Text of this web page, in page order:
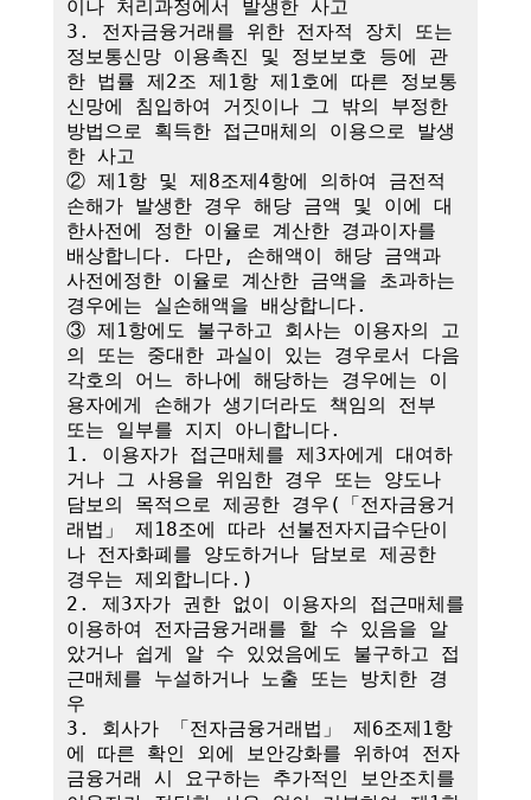
이나 처리과정에서 발생한 사고
3. 전자금융거래를 위한 전자적 장치 또는
정보통신망 이용촉진 및 정보보호 등에 관
한 법률 제2조 제1항 제1호에 따른 정보통
신망에 침입하여 거짓이나 그 밖의 부정한
방법으로 획득한 접근매체의 이용으로 발생
한 사고
② 제1항 및 제8조제4항에 의하여 금전적
손해가 발생한 경우 해당 금액 및 이에 대
한사전에 정한 이율로 계산한 경과이자를
배상합니다. 다만, 손해액이 해당 금액과
사전에정한 이율로 계산한 금액을 초과하는
경우에는 실손해액을 배상합니다.
③ 제1항에도 불구하고 회사는 이용자의 고
의 또는 중대한 과실이 있는 경우로서 다음
각호의 어느 하나에 해당하는 경우에는 이
용자에게 손해가 생기더라도 책임의 전부
또는 일부를 지지 아니합니다.
1. 이용자가 접근매체를 제3자에게 대여하
거나 그 사용을 위임한 경우 또는 양도나
담보의 목적으로 제공한 경우(「전자금융거
래법」 제18조에 따라 선불전자지급수단이
나 전자화폐를 양도하거나 담보로 제공한
경우는 제외합니다.)
2. 제3자가 권한 없이 이용자의 접근매체를
이용하여 전자금융거래를 할 수 있음을 알
았거나 쉽게 알 수 있었음에도 불구하고 접
근매체를 누설하거나 노출 또는 방치한 경
우
3. 회사가 「전자금융거래법」 제6조제1항
에 따른 확인 외에 보안강화를 위하여 전자
금융거래 시 요구하는 추가적인 보안조치를